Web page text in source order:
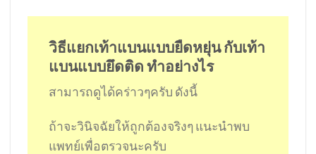
วิธีแยกเท้าแบนแบบยืดหยุ่น กับเท้า
แบนแบบยึดติด ทำอย่างไร
สามารถดูได้คร่าวๆครับ ดังนี้
ถ้าจะวินิจฉัยให้ถูกต้องจริงๆ แนะนำพบ
แพทย์เพื่อตรวจนะครับ